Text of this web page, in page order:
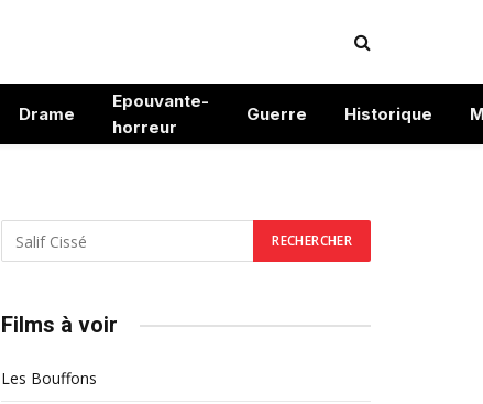
Drame
Epouvante-
horreur
Guerre Historique
Films à voir
Les Bouffons